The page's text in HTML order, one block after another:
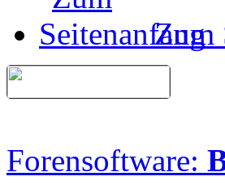
Zum
Forensoftware: